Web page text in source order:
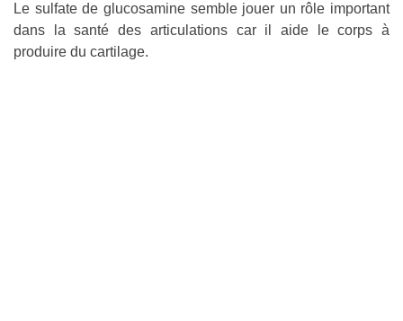
Le sulfate de glucosamine semble jouer un rôle important
dans la santé des articulations car il aide le corps à
produire du cartilage.